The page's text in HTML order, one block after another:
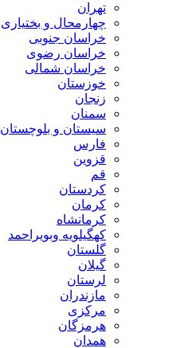
تهران
چهارمحال و بختیاری
خراسان جنوبی
خراسان رضوی
خراسان شمالی
خوزستان
زنجان
سمنان
سیستان و بلوچستان
فارس
قزوین
قم
کردستان
کرمان
کرمانشاه
کهگیلویه وبویراحمد
گلستان
گیلان
لرستان
مازندران
مرکزی
هرمزگان
همدان